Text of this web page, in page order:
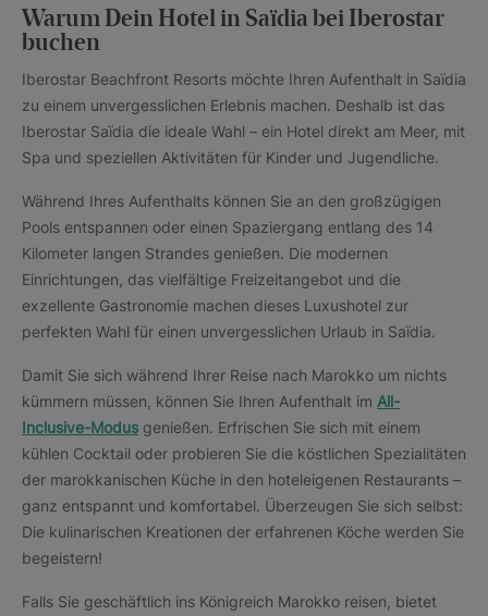
Warum Dein Hotel in Saïdia bei Iberostar
buchen
Iberostar Beachfront Resorts möchte Ihren Aufenthalt in Saïdia
zu einem unvergesslichen Erlebnis machen. Deshalb ist das
Iberostar Saïdia die ideale Wahl – ein Hotel direkt am Meer, mit
Spa und speziellen Aktivitäten für Kinder und Jugendliche.
Während Ihres Aufenthalts können Sie an den großzügigen
Pools entspannen oder einen Spaziergang entlang des 14
Kilometer langen Strandes genießen. Die modernen
Einrichtungen, das vielfältige Freizeitangebot und die
exzellente Gastronomie machen dieses Luxushotel zur
perfekten Wahl für einen unvergesslichen Urlaub in Saïdia.
Damit Sie sich während Ihrer Reise nach Marokko um nichts
kümmern müssen, können Sie Ihren Aufenthalt im All-
Inclusive-Modus genießen. Erfrischen Sie sich mit einem
kühlen Cocktail oder probieren Sie die köstlichen Spezialitäten
der marokkanischen Küche in den hoteleigenen Restaurants –
ganz entspannt und komfortabel. Überzeugen Sie sich selbst:
Die kulinarischen Kreationen der erfahrenen Köche werden Sie
begeistern!
Falls Sie geschäftlich ins Königreich Marokko reisen, bietet